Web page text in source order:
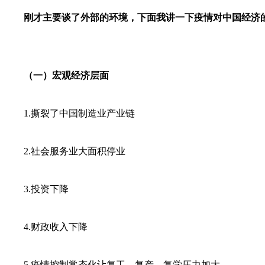
刚才主要谈了外部的环境，下面我讲一下疫情对中国经济
（一）宏观经济层面
1.撕裂了中国制造业产业链
2.社会服务业大面积停业
3.投资下降
4.财政收入下降